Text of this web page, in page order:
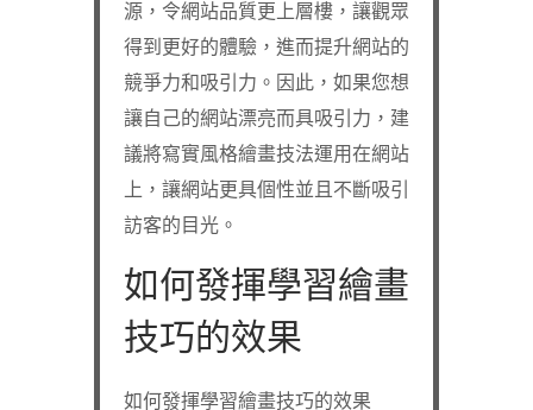
源，令網站品質更上層樓，讓觀眾
得到更好的體驗，進而提升網站的
競爭力和吸引力。因此，如果您想
讓自己的網站漂亮而具吸引力，建
議將寫實風格繪畫技法運用在網站
上，讓網站更具個性並且不斷吸引
訪客的目光。
如何發揮學習繪畫
技巧的效果
如何發揮學習繪畫技巧的效果